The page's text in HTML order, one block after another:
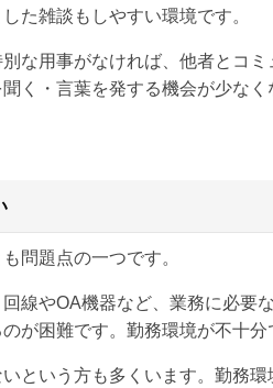
た雑談もしやすい環境です。
な用事がなければ、他者とコ
く・言葉を発する機会が少な
問題点の一つです。
線やOA機器など、業務に必要
が困難です。勤務環境が不十
という方も多くいます。勤務